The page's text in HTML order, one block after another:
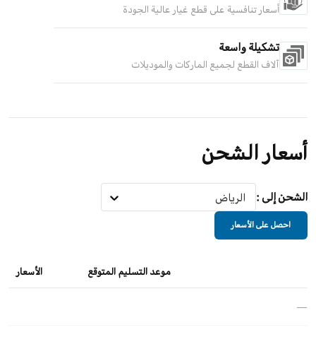
أسعار تنافسية على قطع غيار عالية الجودة
تشكيلة واسعة
آلاف القطع لجميع الماركات والموديلات
أسعار الشحن
الشحن إلى : الرياض
احصل على الأسعار
موعد التسليم المتوقع الأسعار
—